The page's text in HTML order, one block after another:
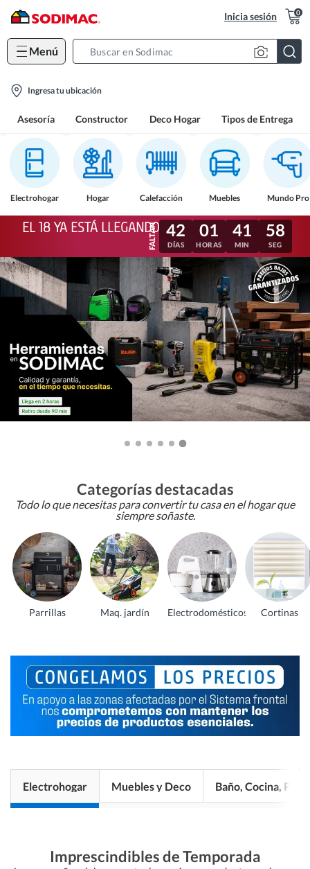
Inicia sesión 0
Menú
location-
Ingresa tu ubicación
Asesoría Constructor Deco Hogar Tipos de Entrega
Electrohogar Hogar Calefacción Muebles Mundo Pro
EL 18 YA ESTÁ LLEGANDO 42
DÍAS
01
HORAS
41
MIN
56
SEG
Categorías destacadas
Todo lo que necesitas para convertir tu casa en el hogar que
siempre soñaste.
Parrillas Maq. jardín Electrodomésticos Cortinas
Electrohogar Muebles y Deco Baño, Cocina, Pisos
Imprescindibles de Temporada